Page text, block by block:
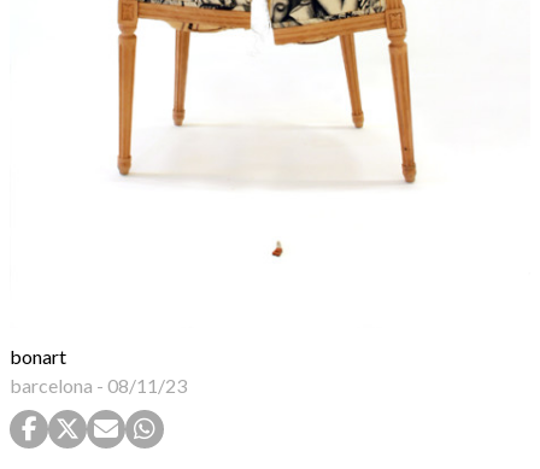
bonart
barcelona - 08/11/23